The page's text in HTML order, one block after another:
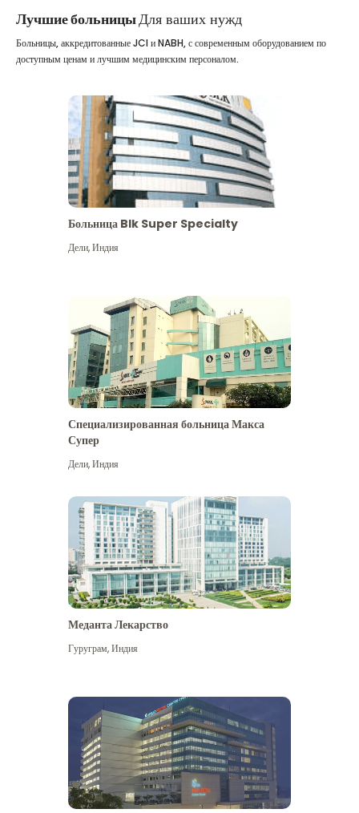
Лучшие больницыДля ваших нужд
Больницы, аккредитованные JCI и NABH, с современным оборудованием по
доступным ценам и лучшим медицинским персоналом.
Больница Blk Super Specialty
Дели,Индия
Специализированная больница Макса
Супер
Дели,Индия
Меданта Лекарство
Гуруграм,Индия